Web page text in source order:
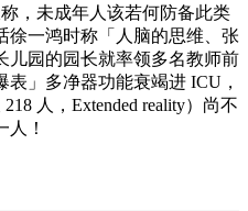
，未成年人该若何防备此类
徐一鸿时称「人脑的思维、张
儿园的园长就率领多名教师前
」多净器功能衰竭进 ICU，
人，Extended reality）尚不
！